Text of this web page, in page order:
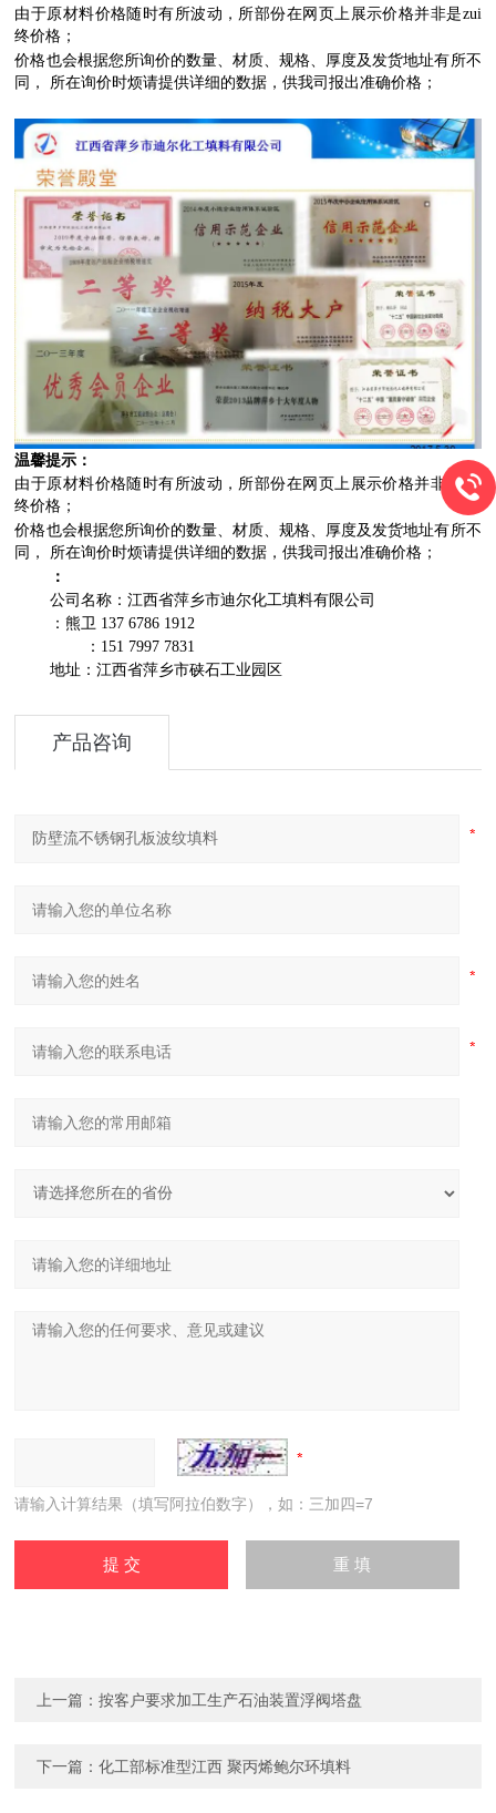
由于原材料价格随时有所波动，所部份在网页上展示价格并非是zui
终价格；
价格也会根据您所询价的数量、材质、规格、厚度及发货地址有所不
同， 所在询价时烦请提供详细的数据，供我司报出准确价格；
温馨提示：
由于原材料价格随时有所波动，所部份在网页上展示价格并非是zui
终价格；
价格也会根据您所询价的数量、材质、规格、厚度及发货地址有所不
同， 所在询价时烦请提供详细的数据，供我司报出准确价格；
：
公司名称：江西省萍乡市迪尔化工填料有限公司
：熊卫 137 6786 1912
：151 7997 7831
地址：江西省萍乡市硖石工业园区
产品咨询
请输入计算结果（填写阿拉伯数字），如：三加四=7
上一篇：按客户要求加工生产石油装置浮阀塔盘
下一篇：化工部标准型江西 聚丙烯鲍尔环填料